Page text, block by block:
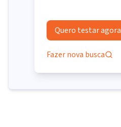
Quero testar agora
Fazer nova busca